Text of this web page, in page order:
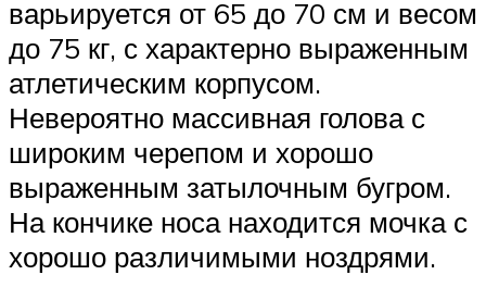
варьируется от 65 до 70 см и весом
до 75 кг, с характерно выраженным
атлетическим корпусом.
Невероятно массивная голова с
широким черепом и хорошо
выраженным затылочным бугром.
На кончике носа находится мочка с
хорошо различимыми ноздрями.